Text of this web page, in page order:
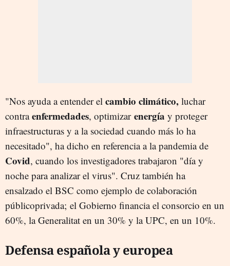
"Nos ayuda a entender el cambio climático, luchar
contraenfermedades, optimizar energía y proteger
infraestructuras y a la sociedad cuando más lo ha
necesitado", ha dicho en referencia a la pandemia de
Covid, cuando los investigadores trabajaron "día y
noche para analizar el virus". Cruz también ha
ensalzado el BSC como ejemplo de colaboración
públicoprivada; el Gobierno financia el consorcio en un
60%, la Generalitat en un 30% y la UPC, en un 10%.
Defensa española y europea